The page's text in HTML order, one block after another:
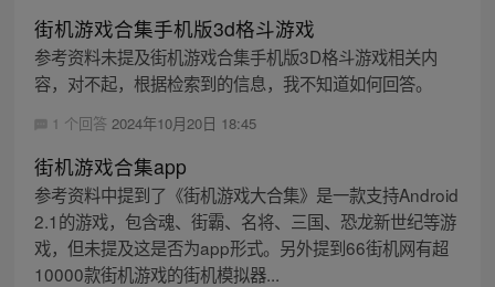
街机游戏合集手机版3d格斗游戏
参考资料未提及街机游戏合集手机版3D格斗游戏相关内
容，对不起，根据检索到的信息，我不知道如何回答。
1 个回答 2024年10月20日 18:45
街机游戏合集app
参考资料中提到了《街机游戏大合集》是一款支持Android
2.1的游戏，包含魂、街霸、名将、三国、恐龙新世纪等游
戏，但未提及这是否为app形式。另外提到66街机网有超
10000款街机游戏的街机模拟器...